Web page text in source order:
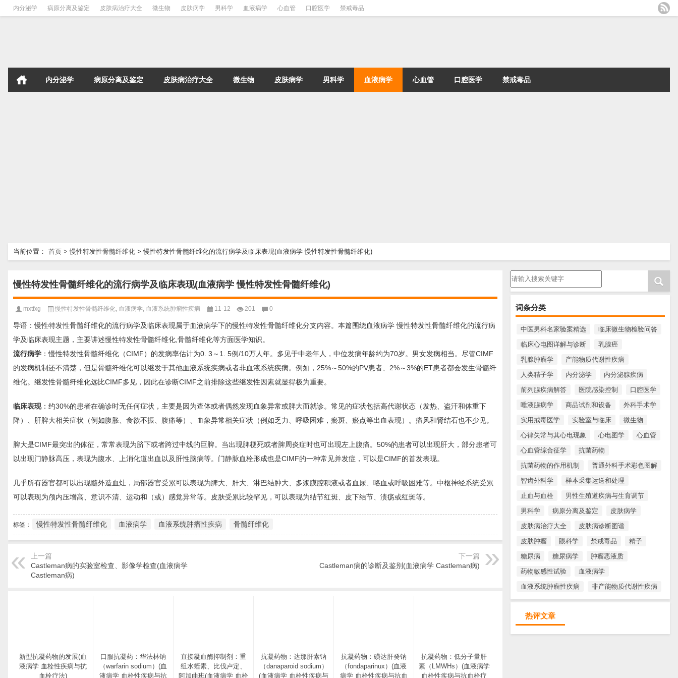
内分泌学 病原分离及鉴定 皮肤病治疗大全 微生物 皮肤病学 男科学 血液病学 心血管 口腔医学 禁戒毒品
内分泌学 病原分离及鉴定 皮肤病治疗大全 微生物 皮肤病学 男科学 血液病学 心血管 口腔医学 禁戒毒品
当前位置： 首页 > 慢性特发性骨髓纤维化 > 慢性特发性骨髓纤维化的流行病学及临床表现(血液病学 慢性特发性骨髓纤维化)
请输入搜索内容
词条分类
中医男科名家验案精选
临床微生物检验问答
临床心电图详解与诊断
乳腺癌
乳腺肿瘤学
产能物质代谢性疾病
人类精子学
内分泌学
内分泌腺疾病
前列腺疾病解答
医院感染控制
口腔医学
唾液腺病学
商品试剂和设备
外科手术学
实用戒毒医学
实验室与临床
微生物
心律失常与其心电现象
心电图学
心血管
心血管综合征学
抗菌药物
抗菌药物的作用机制
普通外科手术彩色图解
智齿外科学
样本采集运送和处理
止血与血栓
男性生殖道疾病与生育调节
男科学
病原分离及鉴定
皮肤病学
皮肤病治疗大全
皮肤病诊断图谱
皮肤肿瘤
眼科学 禁戒毒品
精子
糖尿病
糖尿病学
肿瘤恶液质
药物敏感性试验
血液病学
血液系统肿瘤性疾病
非产能物质代谢性疾病
热评文章
慢性特发性骨髓纤维化的流行病学及临床表现(血液病学 慢性特发性骨髓纤维化)
mxtfxg 慢性特发性骨髓纤维化, 血液病学, 血液系统肿瘤性疾病 11-12 201 0
导语：慢性特发性骨髓纤维化的流行病学及临床表现属于血液病学下的慢性特发性骨髓纤维化分支内容。本篇围绕血液病学 慢性特发性骨髓纤维化的流行病
学及临床表现主题，主要讲述慢性特发性骨髓纤维化,骨髓纤维化等方面医学知识。
流行病学 ：慢性特发性骨髓纤维化（CIMF）的发病率估计为0. 3～1. 5例/10万人年。多见于中老年人，中位发病年龄约为70岁。男女发病相当。尽管CIMF
的发病机制还不清楚，但是骨髓纤维化可以继发于其他血液系统疾病或者非血液系统疾病。例如，25%～50%的PV患者、2%～3%的ET患者都会发生骨髓纤
维化。继发性骨髓纤维化远比CIMF多见，因此在诊断CIMF之前排除这些继发性因素就显得极为重要。
临床表现：约30%的患者在确诊时无任何症状，主要是因为查体或者偶然发现血象异常或脾大而就诊。常见的症状包括高代谢状态（发热、盗汗和体重下
降）、肝脾大相关症状（例如腹胀、食欲不振、腹痛等）、血象异常相关症状（例如乏力、呼吸困难，瘀斑、瘀点等出血表现）。痛风和肾结石也不少见。
脾大是CIMF最突出的体征，常常表现为脐下或者跨过中线的巨脾。当出现脾梗死或者脾周炎症时也可出现左上腹痛。50%的患者可以出现肝大，部分患者可
以出现门静脉高压，表现为腹水、上消化道出血以及肝性脑病等。门静脉血栓形成也是CIMF的一种常见并发症，可以是CIMF的首发表现。
几乎所有器官都可以出现髓外造血灶，局部器官受累可以表现为脾大、肝大、淋巴结肿大、多浆膜腔积液或者血尿、咯血或呼吸困难等。中枢神经系统受累
可以表现为颅内压增高、意识不清、运动和（或）感觉异常等。皮肤受累比较罕见，可以表现为结节红斑、皮下结节、溃疡或红斑等。
标签： 慢性特发性骨髓纤维化 血液病学 血液系统肿瘤性疾病 骨髓纤维化
上一篇
Castleman病的实验室检查、影像学检查(血液病学
Castleman病)
下一篇
Castleman病的诊断及鉴别(血液病学 Castleman病)
新型抗凝药物的发展(血
液病学 血栓性疾病与抗
血栓疗法)
口服抗凝药：华法林钠
（warfarin sodium）(血
液病学 血栓性疾病与抗
直接凝血酶抑制剂：重
组水蛭素、比伐卢定、
阿加曲班(血液病学 血栓
抗凝药物：达那肝素钠
（danaparoid sodium）
(血液病学 血栓性疾病与
抗凝药物：磺达肝癸钠
（fondaparinux）(血液
病学 血栓性疾病与抗血
抗凝药物：低分子量肝
素（LMWHs）(血液病学
血栓性疾病与抗血栓疗